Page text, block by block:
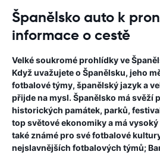
Španělsko auto k
informace o cestě
Velké soukromé prohlídky ve
Když uvažujete o Španělsku, jeho
fotbalové týmy, španělský jazyk a
přijde na mysl. Španělsko má svěží
historických památek, parků,
top světové ekonomiky a má
také známé pro své fotbalové
nejslavnějších fotbalových týmů;